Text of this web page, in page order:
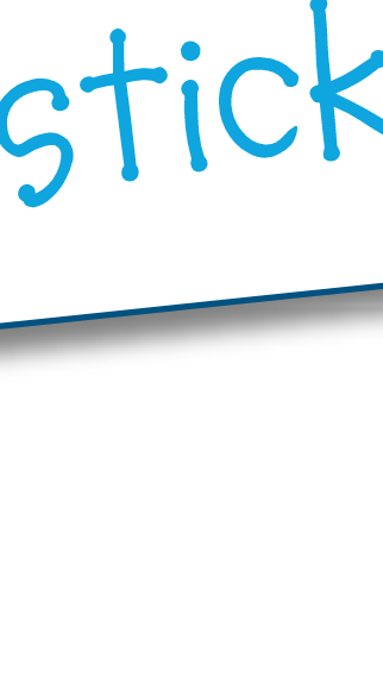
"Progetta i Tuoi" prodotti Mini etichette